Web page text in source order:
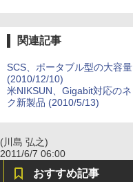
関連記事
SCS、ポータブル型の大容
(2010/12/10)
米NIKSUN、Gigabit対応の
ク新製品 (2010/5/13)
(川島 弘之)
2011/6/7 06:00
おすすめ記事